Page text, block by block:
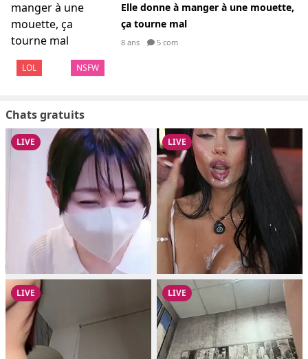
LOL NSFW
Elle donne à manger à une mouette,
ça tourne mal
8 ans 5 com
Chats gratuits